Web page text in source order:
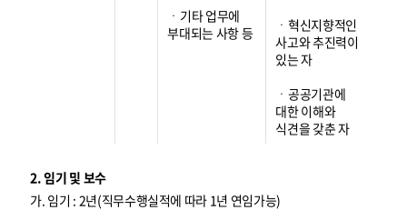
ㆍ기타 업무에
부대되는 사항 등
ㆍ혁신지향적인
사고와 추진력이
있는 자
ㆍ공공기관에
대한 이해와
식견을 갖춘 자
2. 임기 및 보수
가. 임기 : 2년(직무수행실적에 따라 1년 연임가능)